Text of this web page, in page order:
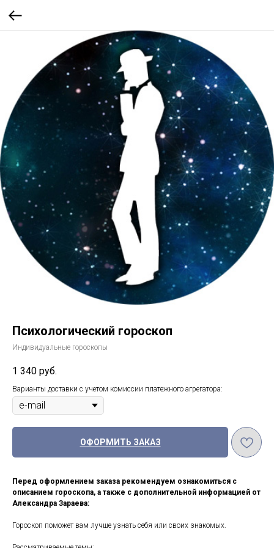
Психологический гороскоп
Индивидуальные гороскопы
1 340 руб.
Варианты доставки с учетом комиссии платежного агрегатора:
ОФОРМИТЬ ЗАКАЗ
Перед оформлением заказа рекомендуем ознакомиться с
описанием гороскопа, а также с дополнительной информацией от
Александра Зараева:
Гороскоп поможет вам лучше узнать себя или своих знакомых.